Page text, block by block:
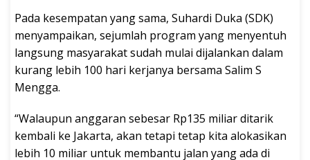
Pada kesempatan yang sama, Suhardi Duka (SDK)
menyampaikan, sejumlah program yang menyentuh
langsung masyarakat sudah mulai dijalankan dalam
kurang lebih 100 hari kerjanya bersama Salim S
Mengga.
“Walaupun anggaran sebesar Rp135 miliar ditarik
kembali ke Jakarta, akan tetapi tetap kita alokasikan
lebih 10 miliar untuk membantu jalan yang ada di